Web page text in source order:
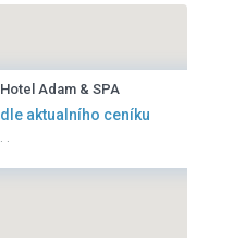
Hotel Adam & SPA
dle aktualního ceníku
· ·